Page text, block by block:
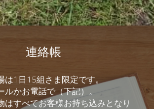
連絡帳
は1日15組さま限定です。
かお電話で（下記）。
はすべてお客様お持ち込みとなり